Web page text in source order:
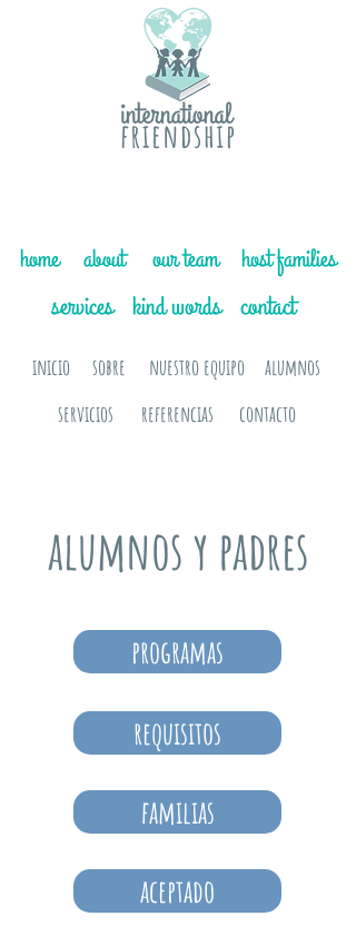
sobre
inicio
home about
alumnos
referencias
contacto
servicios
nuestro equipo
our team host families
services kind words contact
alumnos y padres
programas
requisitos
aceptado
familias